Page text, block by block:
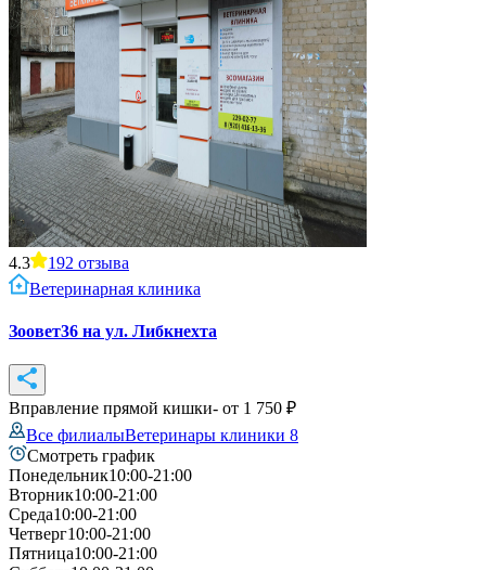
4.3 192 отзыва
Ветеринарная клиника
Зоовет36 на ул. Либкнехта
Вправление прямой кишки- от 1 750 ₽
Все филиалыВетеринары клиники 8
Смотреть график
Понедельник10:00-21:00
Вторник10:00-21:00
Среда10:00-21:00
Четверг10:00-21:00
Пятница10:00-21:00